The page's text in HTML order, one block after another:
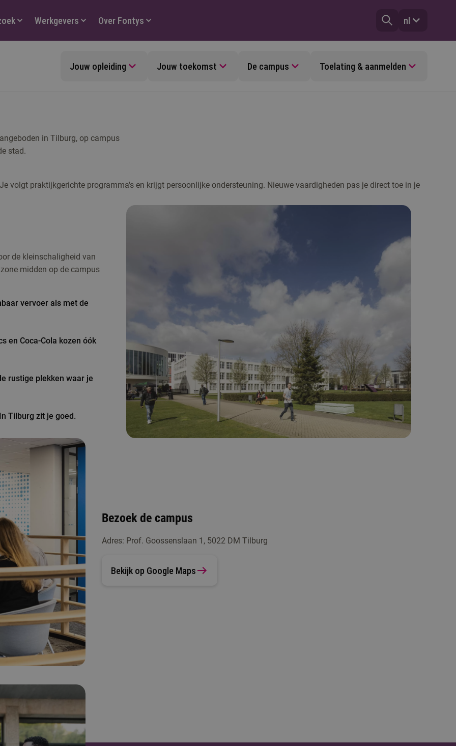
Werkgevers Over Fontys nl
Jouw opleiding Jouw toekomst De campus Toelating & aanmelden
in Tilburg, op campus
stad.
volgt praktijkgerichte programma's en krijgt persoonlijke ondersteuning. Nieuwe vaardigheden pas je direct toe in je
de kleinschaligheid van
midden op de campus
vervoer als met de
en Coca-Cola kozen óók
rustige plekken waar je
Tilburg zit je goed.
Bezoek de campus
Adres: Prof. Goossenslaan 1, 5022 DM Tilburg
Bekijk op Google Maps